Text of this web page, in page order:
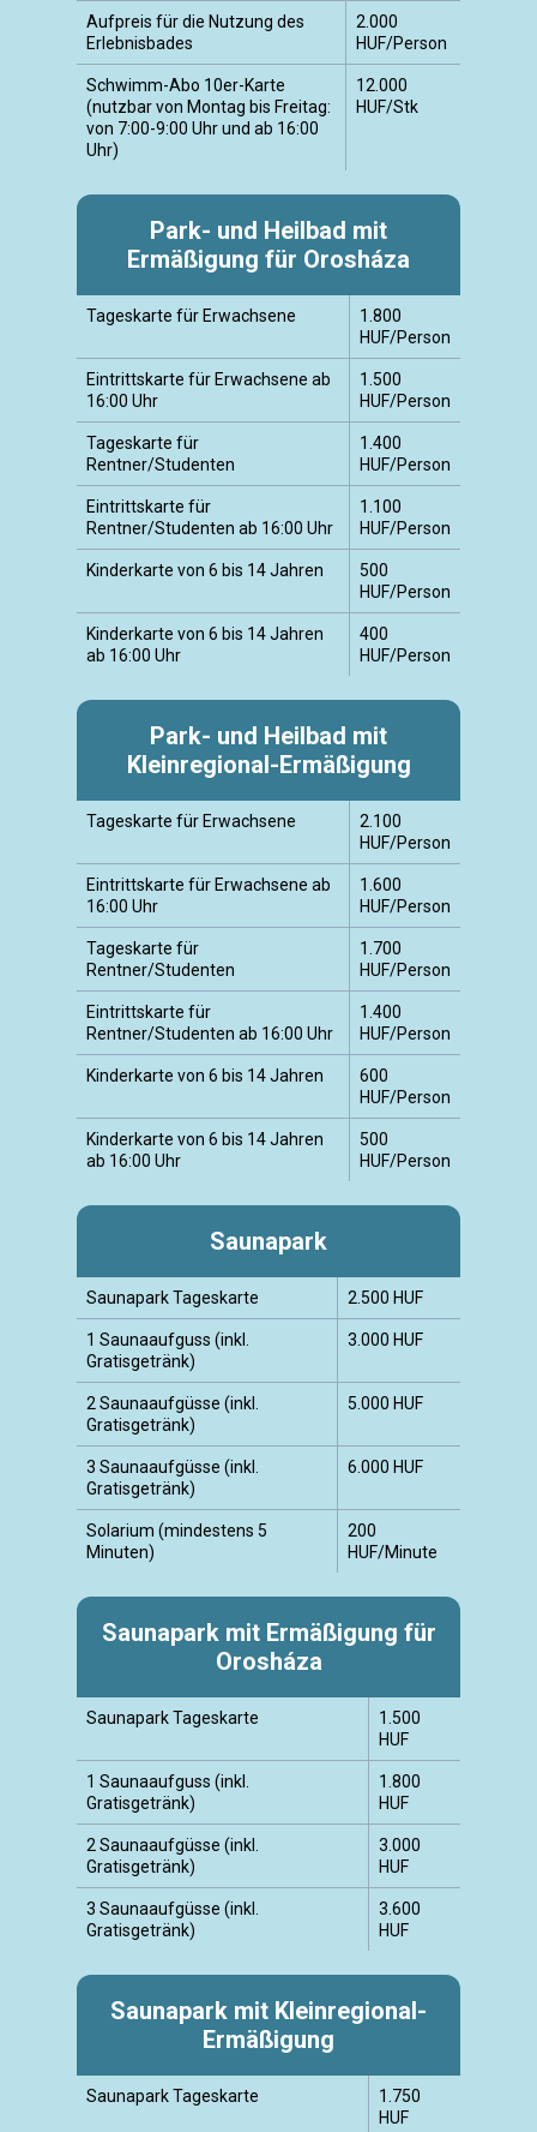
Aufpreis für die Nutzung des
Erlebnisbades
2.000
HUF/Person
Schwimm-Abo 10er-Karte
(nutzbar von Montag bis Freitag:
von 7:00-9:00 Uhr und ab 16:00
Uhr)
12.000
HUF/Stk
Park- und Heilbad mit
Ermäßigung für Orosháza
Tageskarte für Erwachsene
1.800
HUF/Person
Eintrittskarte für Erwachsene ab
16:00 Uhr
1.500
HUF/Person
Tageskarte für
Rentner/Studenten
1.400
HUF/Person
Eintrittskarte für
Rentner/Studenten ab 16:00 Uhr
1.100
HUF/Person
Kinderkarte von 6 bis 14 Jahren
500
HUF/Person
Kinderkarte von 6 bis 14 Jahren
ab 16:00 Uhr
400
HUF/Person
Park- und Heilbad mit
Kleinregional-Ermäßigung
Tageskarte für Erwachsene
2.100
HUF/Person
Eintrittskarte für Erwachsene ab
16:00 Uhr
1.600
HUF/Person
Tageskarte für
Rentner/Studenten
1.700
HUF/Person
Eintrittskarte für
Rentner/Studenten ab 16:00 Uhr
1.400
HUF/Person
Kinderkarte von 6 bis 14 Jahren
600
HUF/Person
Kinderkarte von 6 bis 14 Jahren
ab 16:00 Uhr
500
HUF/Person
Saunapark
Saunapark Tageskarte 2.500 HUF
1 Saunaaufguss (inkl.
Gratisgetränk)
3.000 HUF
2 Saunaaufgüsse (inkl.
Gratisgetränk)
5.000 HUF
3 Saunaaufgüsse (inkl.
Gratisgetränk)
6.000 HUF
Solarium (mindestens 5
Minuten)
200
HUF/Minute
Saunapark mit Ermäßigung für
Orosháza
Saunapark Tageskarte
1.500
HUF
1 Saunaaufguss (inkl.
Gratisgetränk)
1.800
HUF
2 Saunaaufgüsse (inkl.
Gratisgetränk)
3.000
HUF
3 Saunaaufgüsse (inkl.
Gratisgetränk)
3.600
HUF
Saunapark mit Kleinregional-
Ermäßigung
Saunapark Tageskarte
1.750
HUF